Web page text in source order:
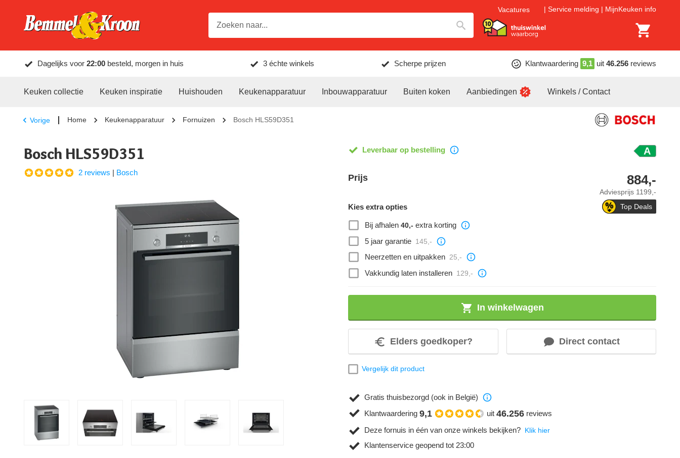
Vacatures Service melding MijnKeuken info
Dagelijks voor 22:00 besteld, morgen in huis 3 échte winkels Scherpe prijzen Klantwaardering 9,1 uit 46.256 reviews
Keuken collectie Keuken inspiratie Huishouden Keukenapparatuur Inbouwapparatuur Buiten koken Aanbiedingen Winkels / Contact
Vorige Home Keukenapparatuur Fornuizen Bosch HLS59D351
Bosch HLS59D351
2 reviews | Bosch
Leverbaar op bestelling A
Prijs
Adviesprijs 1199,-
884,-
Top Deals
Kies extra opties
Bij afhalen 40,- extra korting
5 jaar garantie 145,-
Neerzetten en uitpakken 25,-
Vakkundig laten installeren 129,-
In winkelwagen
Elders goedkoper? Direct contact
Vergelijk dit product
Gratis thuisbezorgd (ook in België)
Klantwaardering 9,1 uit 46.256 reviews
Deze fornuis in één van onze winkels bekijken? Klik hier
Klantenservice geopend tot 23:00